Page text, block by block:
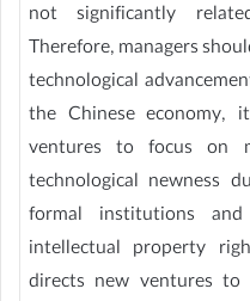
not significantly
Therefore, managers
technological
the Chinese economy,
ventures to focus on
technological newness
formal institutions
intellectual property
directs new ventures to